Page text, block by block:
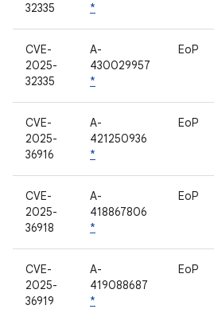
32335
*
CVE-
2025-
32335
A-
430029957
*
EoP
CVE-
2025-
36916
A-
421250936
*
EoP
CVE-
2025-
36918
A-
418867806
*
EoP
CVE-
2025-
36919
A-
419088687
*
EoP